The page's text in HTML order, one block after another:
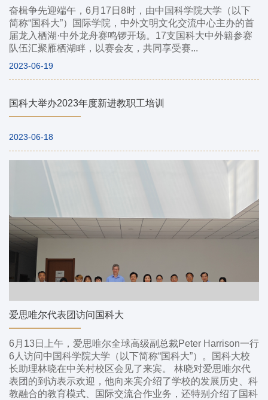
奋楫争先迎端午，6月17日8时，由中国科学院大学（以下
简称“国科大”）国际学院，中外文明文化交流中心主办的首
届龙入栖湖·中外龙舟赛鸣锣开场。17支国科大中外籍参赛
队伍汇聚雁栖湖畔，以赛会友，共同享受赛...
2023-06-19
国科大举办2023年度新进教职工培训
2023-06-18
爱思唯尔代表团访问国科大
6月13日上午，爱思唯尔全球高级副总裁Peter Harrison一行
6人访问中国科学院大学（以下简称“国科大”）。国科大校
长助理林晓在中关村校区会见了来宾。 林晓对爱思唯尔代
表团的到访表示欢迎，他向来宾介绍了学校的发展历史、科
教融合的教育模式、国际交流合作业务，还特别介绍了国科